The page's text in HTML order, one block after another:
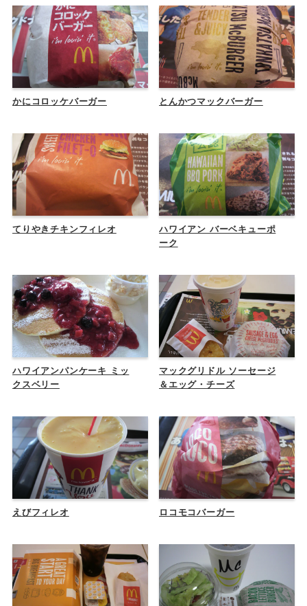
かにコロッケバーガー とんかつマックバーガー
てりやきチキンフィレオ
ハワイアン バーベキューポ
ーク
ハワイアンパンケーキ ミッ
クスベリー
マックグリドル ソーセージ
＆エッグ・チーズ
えびフィレオ ロコモコバーガー